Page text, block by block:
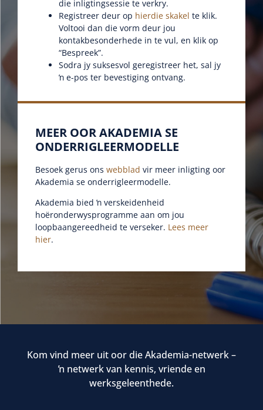
die inligtingsessie te verkry.
Registreer deur op hierdie skakel te klik.
Voltooi dan die vorm deur jou
kontakbesonderhede in te vul, en klik op
“Bespreek”.
Sodra jy suksesvol geregistreer het, sal jy
ŉ e-pos ter bevestiging ontvang.
MEER OOR AKADEMIA SE
ONDERRIGLEERMODELLE
Besoek gerus ons webblad vir meer inligting oor
Akademia se onderrigleermodelle.
Akademia bied ŉ verskeidenheid
hoëronderwysprogramme aan om jou
loopbaangereedheid te verseker. Lees meer
hier.
Kom vind meer uit oor die Akademia-netwerk –
ŉ netwerk van kennis, vriende en
werksgeleenthede.